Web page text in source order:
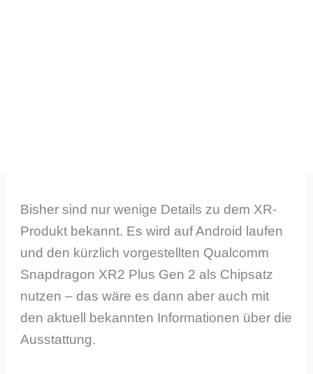
Bisher sind nur wenige Details zu dem XR-
Produkt bekannt. Es wird auf Android laufen
und den kürzlich vorgestellten Qualcomm
Snapdragon XR2 Plus Gen 2 als Chipsatz
nutzen – das wäre es dann aber auch mit
den aktuell bekannten Informationen über die
Ausstattung.